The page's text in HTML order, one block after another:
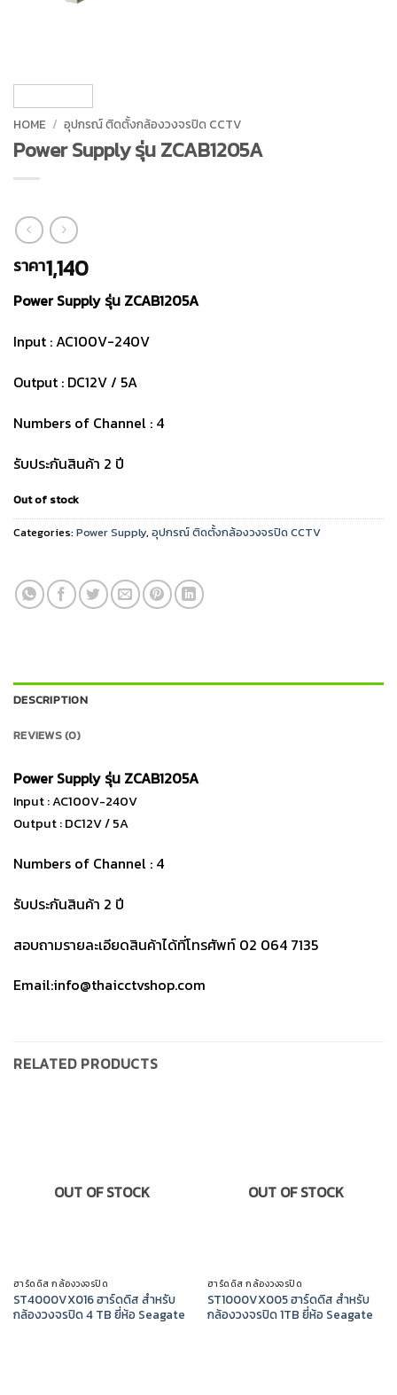
HOME / อุปกรณ์ ติดตั้งกล้องวงจรปิด CCTV
Power Supply รุ่น ZCAB1205A
ราคา1,140
Power Supply รุ่น ZCAB1205A
Input : AC100V-240V
Output : DC12V / 5A
Numbers of Channel : 4
รับประกันสินค้า 2 ปี
Out of stock
Categories:Power Supply, อุปกรณ์ ติดตั้งกล้องวงจรปิด CCTV
DESCRIPTION
REVIEWS (0)
Power Supply รุ่น ZCAB1205A
Input : AC100V-240V
Output : DC12V / 5A
Numbers of Channel : 4
รับประกันสินค้า 2 ปี
สอบถามรายละเอียดสินค้าได้ที่โทรศัพท์ 02 064 7135
Email:info@thaicctvshop.com
RELATED PRODUCTS
OUT OF STOCK
ฮาร์ดดิส กล้องวงจรปิด
ST4000VX016 ฮาร์ดดิส สำหรับ
กล้องวงจรปิด 4 TB ยี่ห้อ Seagate
OUT OF STOCK
ฮาร์ดดิส กล้องวงจรปิด
ST1000VX005 ฮาร์ดดิส สำหรับ
กล้องวงจรปิด 1TB ยี่ห้อ Seagate